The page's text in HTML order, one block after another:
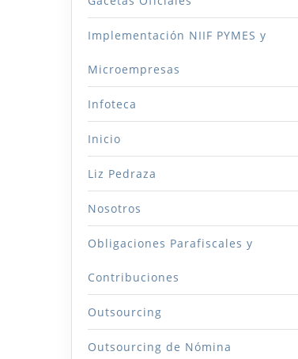
Implementación NIIF PYMES y
Microempresas
Infoteca
Inicio
Liz Pedraza
Nosotros
Obligaciones Parafiscales y
Contribuciones
Outsourcing
Outsourcing de Nómina